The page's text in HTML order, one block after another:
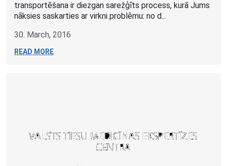
transportēšana ir diezgan sarežģīts process, kurā Jums
nāksies saskarties ar virkni problēmu: no d...
30. March, 2016
READ MORE